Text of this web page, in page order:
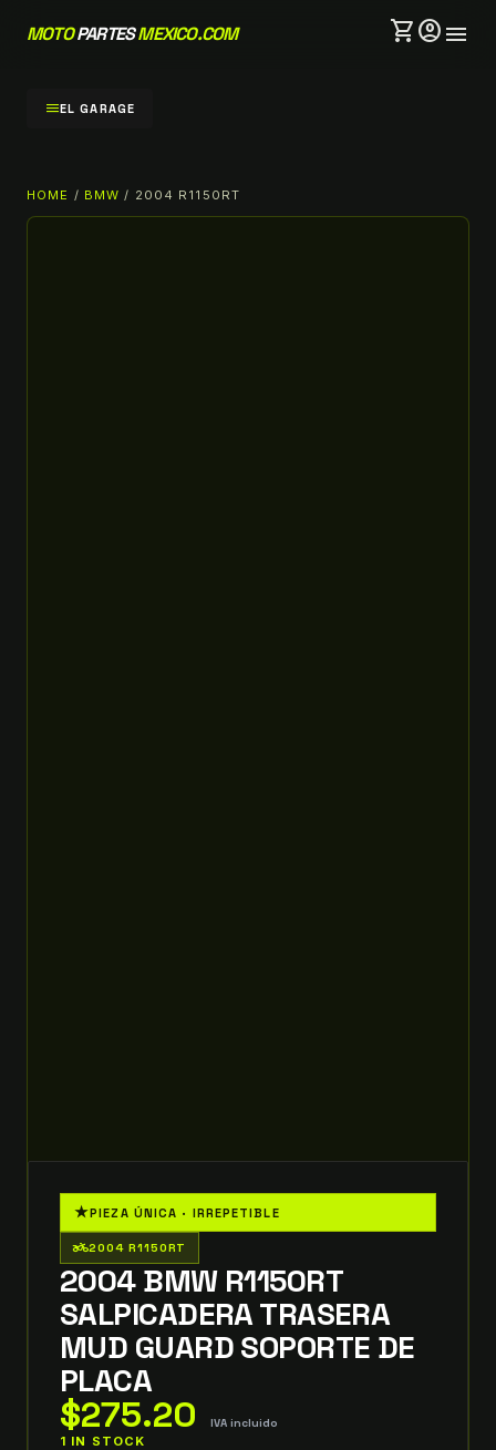
MOTOPARTESMEXICO.COM shopping_cartaccount_circlemenu
menuEL GARAGE
HOME / BMW / 2004 R1150RT
★PIEZA ÚNICA · IRREPETIBLE
two_wheeler2004 R1150RT
2004 BMW R1150RT
SALPICADERA TRASERA
MUD GUARD SOPORTE DE
PLACA
$275.20 IVA incluido
1 IN STOCK